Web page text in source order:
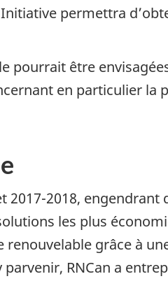
permettra
pourrait être
en particulier la
2018,
les plus
grâce à
RNCan a